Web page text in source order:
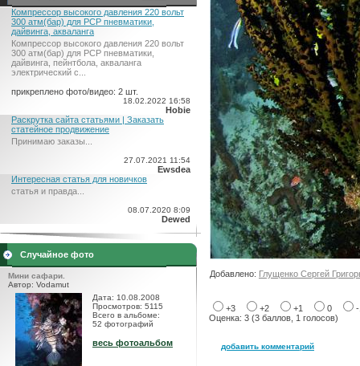
Компрессор высокого давления 220 вольт
300 атм(бар) для PCP пневматики,
дайвинга, акваланга
Компрессор высокого давления 220 вольт
300 атм(бар) для PCP пневматики,
дайвинга, пейнтбола, акваланга
электрический c...
прикреплено фото/видео: 2 шт.
18.02.2022 16:58
Hobie
Раскрутка сайта статьями | Заказать
статейное продвижение
Принимаю заказы...
27.07.2021 11:54
Ewsdea
Интересная статья для новичков
статья и правда...
08.07.2020 8:09
Dewed
Случайное фото
Мини сафари.
Автор: Vodamut
Дата: 10.08.2008
Просмотров: 5115
Всего в альбоме:
52 фотографий
весь фотоальбом
Добавлено: Глущенко Сергей
+3 +2 +1 0
Оценка: 3 (3 баллов, 1 голосов)
добавить комментарий